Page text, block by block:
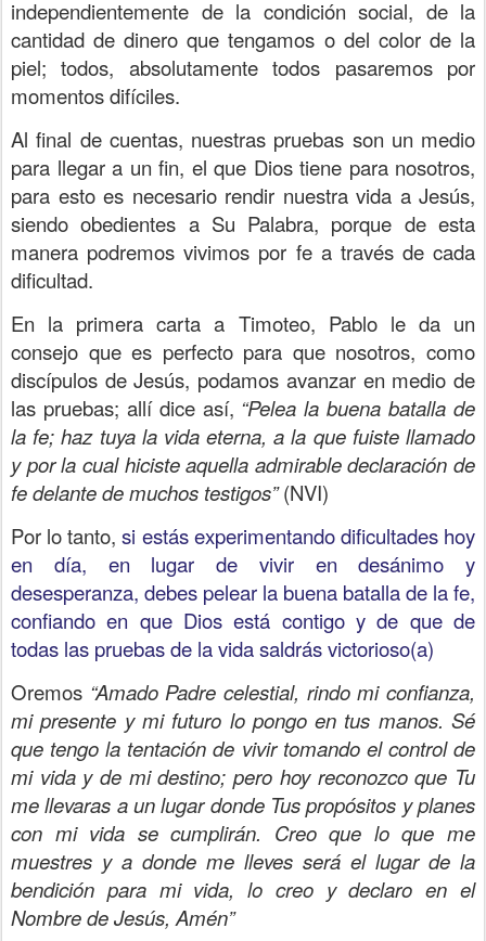
independientemente de la condición social, de la
cantidad de dinero que tengamos o del color de la
piel; todos, absolutamente todos pasaremos por
momentos difíciles.
Al final de cuentas, nuestras pruebas son un medio
para llegar a un fin, el que Dios tiene para nosotros,
para esto es necesario rendir nuestra vida a Jesús,
siendo obedientes a Su Palabra, porque de esta
manera podremos vivimos por fe a través de cada
dificultad.
En la primera carta a Timoteo, Pablo le da un
consejo que es perfecto para que nosotros, como
discípulos de Jesús, podamos avanzar en medio de
las pruebas; allí dice así, “Pelea la buena batalla de
la fe; haz tuya la vida eterna, a la que fuiste llamado
y por la cual hiciste aquella admirable declaración de
fe delante de muchos testigos”(NVI)
Por lo tanto,si estás experimentando dificultades hoy
en día, en lugar de vivir en desánimo y
desesperanza, debes pelear la buena batalla de la fe,
confiando en que Dios está contigo y de que de
todas las pruebas de la vida saldrás victorioso(a)
Oremos “Amado Padre celestial, rindo mi confianza,
mi presente y mi futuro lo pongo en tus manos. Sé
que tengo la tentación de vivir tomando el control de
mi vida y de mi destino; pero hoy reconozco que Tu
me llevaras a un lugar donde Tus propósitos y planes
con mi vida se cumplirán. Creo que lo que me
muestres y a donde me lleves será el lugar de la
bendición para mi vida, lo creo y declaro en el
Nombre de Jesús, Amén”